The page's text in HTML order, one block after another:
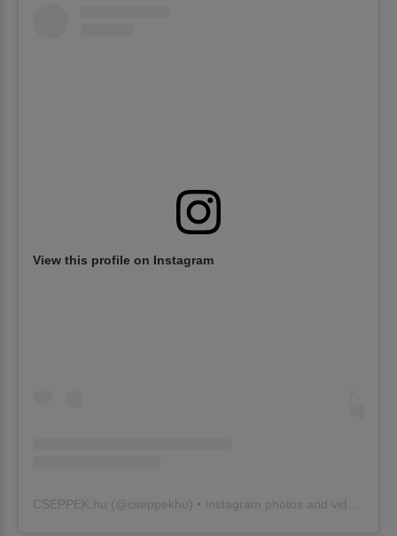
View this profile on Instagram
CSEPPEK.hu (@cseppekhu ) • Instagram photos and videos